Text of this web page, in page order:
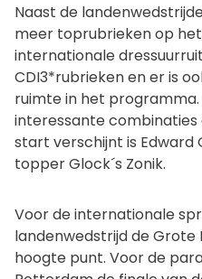
Naast de
meer toprubrieken op
internationale
CDI3*rubrieken en er is
ruimte in het programma.
interessante combinaties
start verschijnt is Edward
topper Glock´s Zonik.
Voor de internationale
landenwedstrijd de Grote
hoogte punt. Voor de